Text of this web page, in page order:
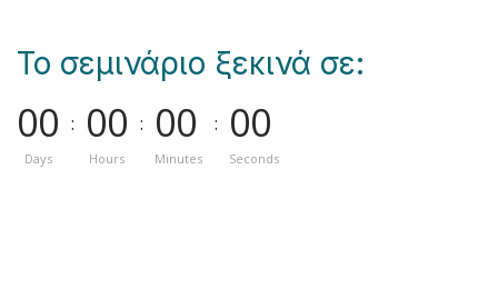
Το σεμινάριο ξεκινά σε:
00
Days
: 00
Hours
: 00
Minutes
: 00
Seconds